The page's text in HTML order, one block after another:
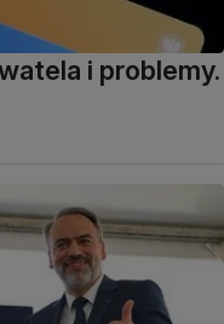
i problemy.